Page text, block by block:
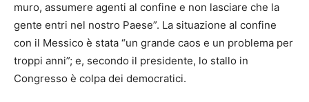
muro, assumere agenti al confine e non lasciare che la
gente entri nel nostro Paese”. La situazione al confine
con il Messico è stata “un grande caos e un problema per
troppi anni”; e, secondo il presidente, lo stallo in
Congresso è colpa dei democratici.